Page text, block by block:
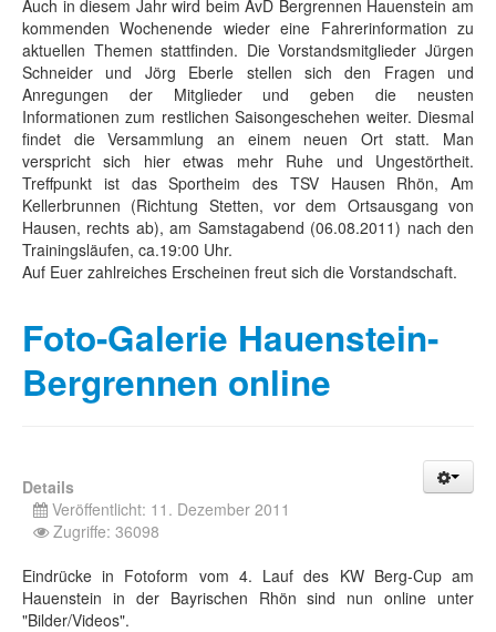
Auch in diesem Jahr wird beim AvD Bergrennen Hauenstein am
kommenden Wochenende wieder eine Fahrerinformation zu
aktuellen Themen stattfinden. Die Vorstandsmitglieder Jürgen
Schneider und Jörg Eberle stellen sich den Fragen und
Anregungen der Mitglieder und geben die neusten
Informationen zum restlichen Saisongeschehen weiter. Diesmal
findet die Versammlung an einem neuen Ort statt. Man
verspricht sich hier etwas mehr Ruhe und Ungestörtheit.
Treffpunkt ist das Sportheim des TSV Hausen Rhön, Am
Kellerbrunnen (Richtung Stetten, vor dem Ortsausgang von
Hausen, rechts ab), am Samstagabend (06.08.2011) nach den
Trainingsläufen, ca.19:00 Uhr.
Auf Euer zahlreiches Erscheinen freut sich die Vorstandschaft.
Foto-Galerie Hauenstein-
Bergrennen online
Details
Veröffentlicht: 11. Dezember 2011
Zugriffe: 36098
Eindrücke in Fotoform vom 4. Lauf des KW Berg-Cup am
Hauenstein in der Bayrischen Rhön sind nun online unter
"Bilder/Videos".